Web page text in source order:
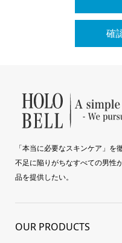
確
「本当に必要なスキンケア」
不足に陥りがちなすべての男性
品を提供したい。
OUR PRODUCTS